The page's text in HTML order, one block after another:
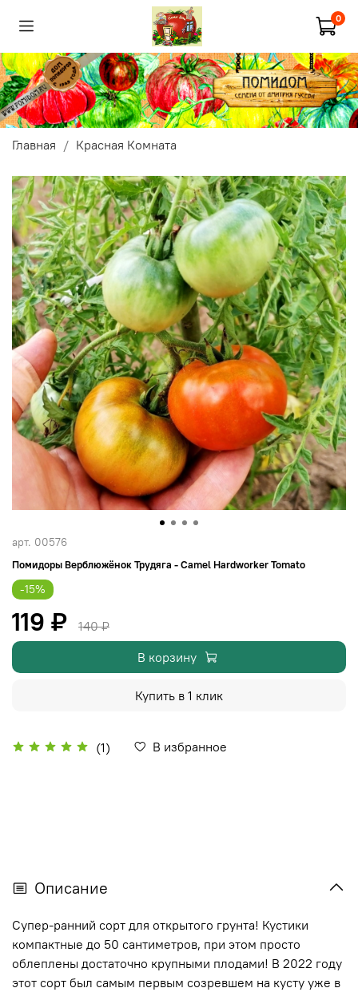
0
Главная Красная Комната
арт. 00576
Помидоры Верблюжёнок Трудяга - Camel Hardworker Tomato
(1) В избранное
-15%
119 ₽
140 ₽
В корзину
Купить в 1 клик
Описание
Супер-ранний сорт для открытого грунта! Кустики
компактные до 50 сантиметров, при этом просто
облеплены достаточно крупными плодами! В 2022 году
этот сорт был самым первым созревшем на кусту уже в